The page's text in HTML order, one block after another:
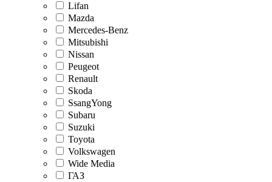
Lifan
Mazda
Mercedes-Benz
Mitsubishi
Nissan
Peugeot
Renault
Skoda
SsangYong
Subaru
Suzuki
Toyota
Volkswagen
Wide Media
ГАЗ